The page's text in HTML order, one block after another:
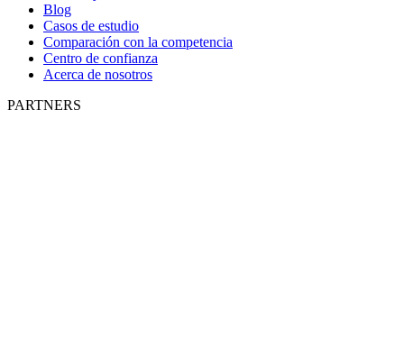
Blog
Casos de estudio
Comparación con la competencia
Centro de confianza
Acerca de nosotros
PARTNERS